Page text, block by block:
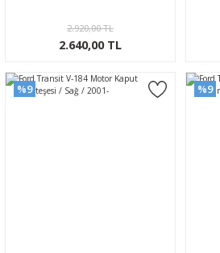
2.920,00 TL
2.640,00 TL
%9 %9